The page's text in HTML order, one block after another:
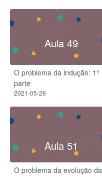
Aula 49
O problema da indução: 1ª
parte
2021-05-26
Aula 51
O problema da evolução da